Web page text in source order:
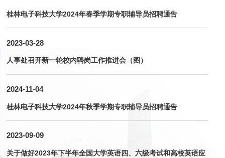
桂林电子科技大学2024年春季学期专职辅导员招聘通告
2023-03-28
人事处召开新一轮校内聘岗工作推进会（图）
2024-11-04
桂林电子科技大学2024年秋季学期专职辅导员招聘通告
2023-09-09
关于做好2023年下半年全国大学英语四、六级考试和高校英语应